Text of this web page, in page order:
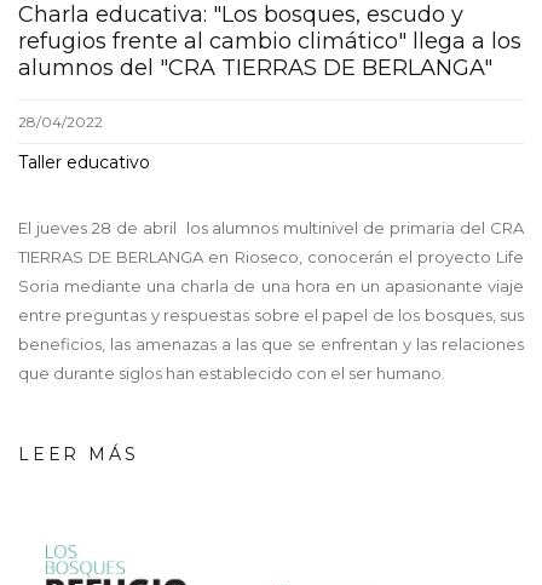
Charla educativa: "Los bosques, escudo y
refugios frente al cambio climático" llega a los
alumnos del "CRA TIERRAS DE BERLANGA"
28/04/2022
Taller educativo
El jueves 28 de abril los alumnos multinivel de primaria del CRA
TIERRAS DE BERLANGA en Rioseco, conocerán el proyecto Life
Soria mediante una charla de una hora en un apasionante viaje
entre preguntas y respuestas sobre el papel de los bosques, sus
beneficios, las amenazas a las que se enfrentan y las relaciones
que durante siglos han establecido con el ser humano.
LEER MÁS
screenshot_-